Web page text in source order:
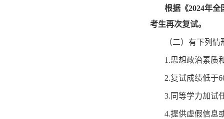
根据《2024年全
考生再次复试。
（二）有下列
1.思想政治素质
2.复试成绩低于
3.同等学力加试
4.提供虚假信息